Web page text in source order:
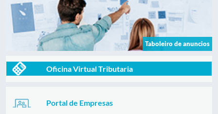
Taboleiro de anuncios
Oficina Virtual Tributaria
Portal de Empresas